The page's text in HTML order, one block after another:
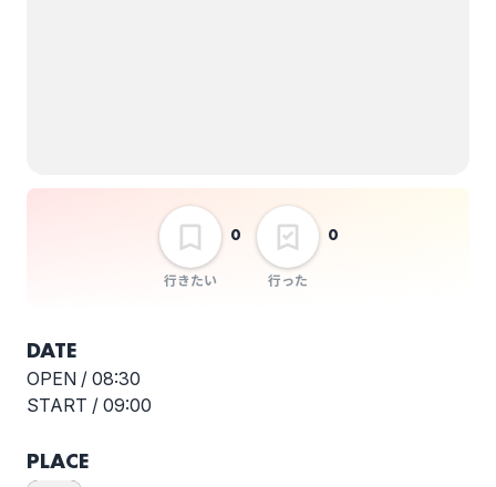
行きたい
0
行った
0
DATE
OPEN / 08:30
START / 09:00
PLACE